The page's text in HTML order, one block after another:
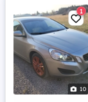
10
1